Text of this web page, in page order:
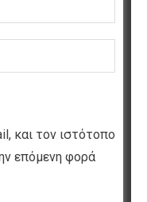
και τον ιστότοπο
επόμενη φορά